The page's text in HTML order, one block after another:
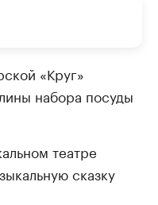
«Круг»
набора посуды
театре
сказку